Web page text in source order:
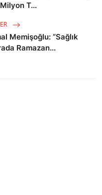
T...
Memişoğlu: “Sağlık
Ramazan...